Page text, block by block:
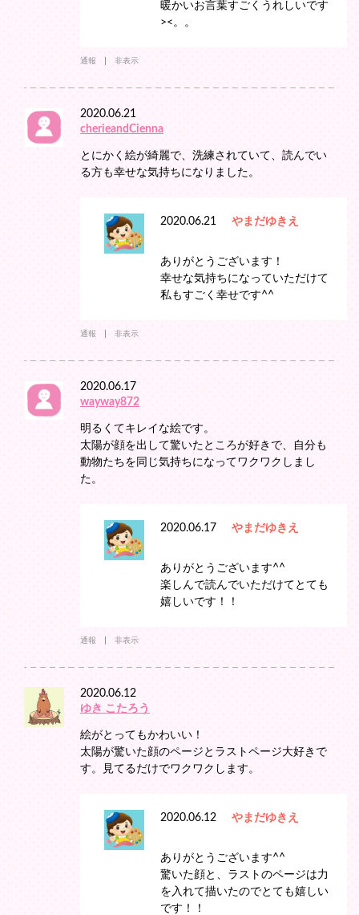
暖かいお言葉すごくうれしいです
><。。
通報 非表示
2020.06.21
cherieandCienna
とにかく絵が綺麗で、洗練されていて、読んでい
る方も幸せな気持ちになりました。
2020.06.21 やまだゆきえ
ありがとうございます！
幸せな気持ちになっていただけて
私もすごく幸せです^^
通報 非表示
2020.06.17
wayway872
明るくてキレイな絵です。
太陽が顔を出して驚いたところが好きで、自分も
動物たちを同じ気持ちになってワクワクしまし
た。
2020.06.17 やまだゆきえ
ありがとうございます^^
楽しんで読んでいただけてとても
嬉しいです！！
通報 非表示
2020.06.12
ゆき こたろう
絵がとってもかわいい！
太陽が驚いた顔のページとラストページ大好きで
す。見てるだけでワクワクします。
2020.06.12 やまだゆきえ
ありがとうございます^^
驚いた顔と、ラストのページは力
を入れて描いたのでとても嬉しい
です！！